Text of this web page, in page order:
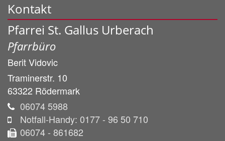
Kontakt
Pfarrei St. Gallus Urberach
Pfarrbüro
BeritVidovic
Traminerstr. 10
63322 Rödermark
06074 5988
Notfall-Handy: 0177 - 96 50 710
06074 - 861682